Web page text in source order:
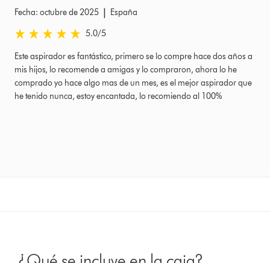
Fecha: octubre de 2025 |
España
5.0 estrellas de 5 de Fecha: octubre de 2025 Ratings
5.0/5
Este aspirador es fantástico, primero se lo compre hace dos años a
mis hijos, lo recomende a amigas y lo compraron, ahora lo he
comprado yo hace algo mas de un mes, es el mejor aspirador que
he tenido nunca, estoy encantada, lo recomiendo al 100%